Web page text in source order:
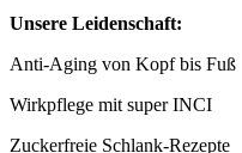
Unsere Leidenschaft:
Anti-Aging von Kopf bis Fuß
Wirkpflege mit super INCI
Zuckerfreie Schlank-Rezepte